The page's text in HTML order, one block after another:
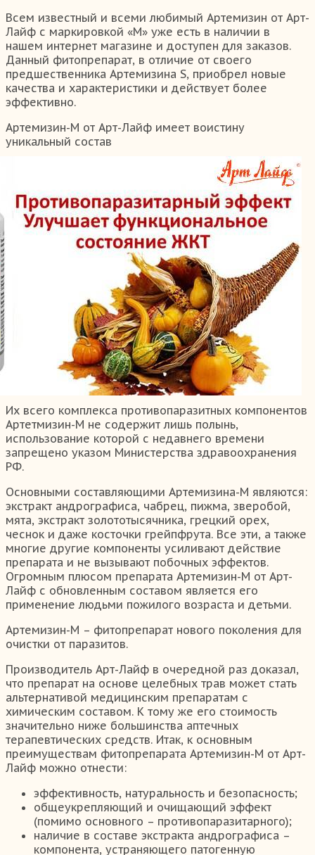
Всем известный и всеми любимый Артемизин от Арт-
Лайф с маркировкой «М» уже есть в наличии в
нашем интернет магазине и доступен для заказов.
Данный фитопрепарат, в отличие от своего
предшественника Артемизина S, приобрел новые
качества и характеристики и действует более
эффективно.
Артемизин-М от Арт-Лайф имеет воистину
уникальный состав
Их всего комплекса противопаразитных компонентов
Артетмизин-М не содержит лишь полынь,
использование которой с недавнего времени
запрещено указом Министерства здравоохранения
РФ.
Основными составляющими Артемизина-М являются:
экстракт андрографиса, чабрец, пижма, зверобой,
мята, экстракт золототысячника, грецкий орех,
чеснок и даже косточки грейпфрута. Все эти, а также
многие другие компоненты усиливают действие
препарата и не вызывают побочных эффектов.
Огромным плюсом препарата Артемизин-М от Арт-
Лайф с обновленным составом является его
применение людьми пожилого возраста и детьми.
Артемизин-М – фитопрепарат нового поколения для
очистки от паразитов.
Производитель Арт-Лайф в очередной раз доказал,
что препарат на основе целебных трав может стать
альтернативой медицинским препаратам с
химическим составом. К тому же его стоимость
значительно ниже большинства аптечных
терапевтических средств. Итак, к основным
преимуществам фитопрепарата Артемизин-М от Арт-
Лайф можно отнести:
эффективность, натуральность и безопасность;
общеукрепляющий и очищающий эффект
(помимо основного – противопаразитарного);
наличие в составе экстракта андрографиса –
компонента, устраняющего патогенную